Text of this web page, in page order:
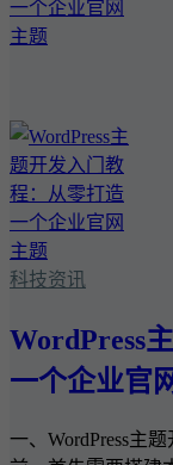
科技资讯
WordPress
一个企业官
一、WordPress主